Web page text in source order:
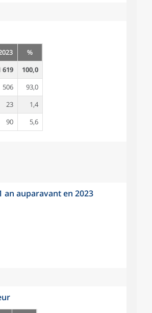
%
619
100,0
506
93,0
23
1,4
90
5,6
an auparavant en 2023